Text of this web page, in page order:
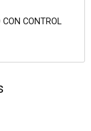
CONTROL